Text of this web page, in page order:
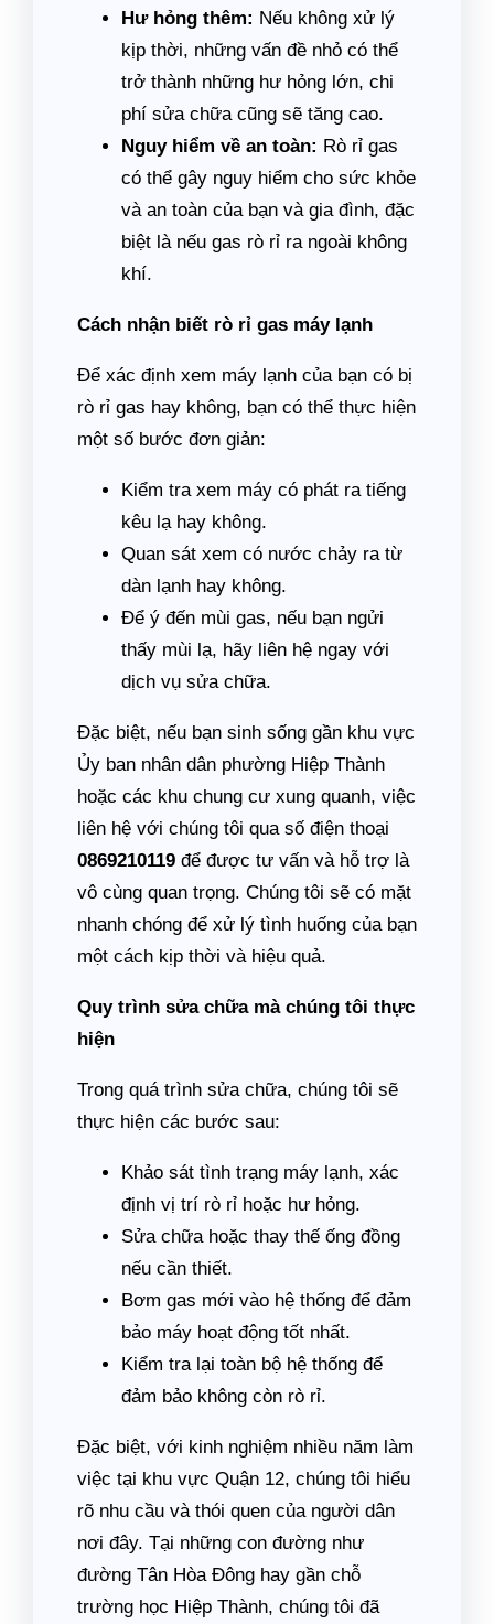
Hư hỏng thêm: Nếu không xử lý
kịp thời, những vấn đề nhỏ có thể
trở thành những hư hỏng lớn, chi
phí sửa chữa cũng sẽ tăng cao.
Nguy hiểm về an toàn: Rò rỉ gas
có thể gây nguy hiểm cho sức khỏe
và an toàn của bạn và gia đình, đặc
biệt là nếu gas rò rỉ ra ngoài không
khí.
Cách nhận biết rò rỉ gas máy lạnh
Để xác định xem máy lạnh của bạn có bị
rò rỉ gas hay không, bạn có thể thực hiện
một số bước đơn giản:
Kiểm tra xem máy có phát ra tiếng
kêu lạ hay không.
Quan sát xem có nước chảy ra từ
dàn lạnh hay không.
Để ý đến mùi gas, nếu bạn ngửi
thấy mùi lạ, hãy liên hệ ngay với
dịch vụ sửa chữa.
Đặc biệt, nếu bạn sinh sống gần khu vực
Ủy ban nhân dân phường Hiệp Thành
hoặc các khu chung cư xung quanh, việc
liên hệ với chúng tôi qua số điện thoại
0869210119 để được tư vấn và hỗ trợ là
vô cùng quan trọng. Chúng tôi sẽ có mặt
nhanh chóng để xử lý tình huống của bạn
một cách kịp thời và hiệu quả.
Quy trình sửa chữa mà chúng tôi thực
hiện
Trong quá trình sửa chữa, chúng tôi sẽ
thực hiện các bước sau:
Khảo sát tình trạng máy lạnh, xác
định vị trí rò rỉ hoặc hư hỏng.
Sửa chữa hoặc thay thế ống đồng
nếu cần thiết.
Bơm gas mới vào hệ thống để đảm
bảo máy hoạt động tốt nhất.
Kiểm tra lại toàn bộ hệ thống để
đảm bảo không còn rò rỉ.
Đặc biệt, với kinh nghiệm nhiều năm làm
việc tại khu vực Quận 12, chúng tôi hiểu
rõ nhu cầu và thói quen của người dân
nơi đây. Tại những con đường như
đường Tân Hòa Đông hay gần chỗ
trường học Hiệp Thành, chúng tôi đã